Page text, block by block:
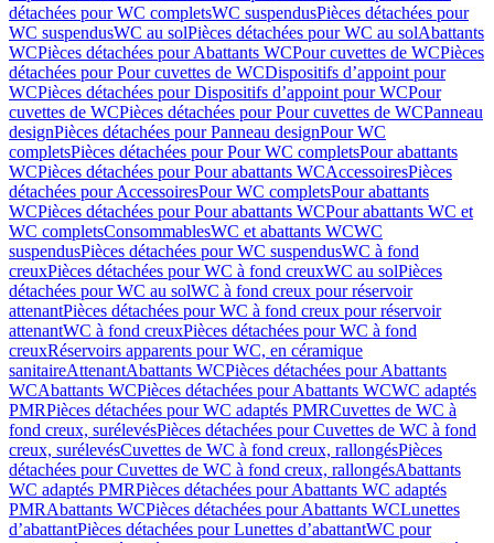
détachées pour WC completsWC suspendusPièces détachées pour
WC suspendusWC au solPièces détachées pour WC au solAbattants
WCPièces détachées pour Abattants WCPour cuvettes de WCPièces
détachées pour Pour cuvettes de WCDispositifs d’appoint pour
WCPièces détachées pour Dispositifs d’appoint pour WCPour
cuvettes de WCPièces détachées pour Pour cuvettes de WCPanneau
designPièces détachées pour Panneau designPour WC
completsPièces détachées pour Pour WC completsPour abattants
WCPièces détachées pour Pour abattants WCAccessoiresPièces
détachées pour AccessoiresPour WC completsPour abattants
WCPièces détachées pour Pour abattants WCPour abattants WC et
WC completsConsommablesWC et abattants WCWC
suspendusPièces détachées pour WC suspendusWC à fond
creuxPièces détachées pour WC à fond creuxWC au solPièces
détachées pour WC au solWC à fond creux pour réservoir
attenantPièces détachées pour WC à fond creux pour réservoir
attenantWC à fond creuxPièces détachées pour WC à fond
creuxRéservoirs apparents pour WC, en céramique
sanitaireAttenantAbattants WCPièces détachées pour Abattants
WCAbattants WCPièces détachées pour Abattants WCWC adaptés
PMRPièces détachées pour WC adaptés PMRCuvettes de WC à
fond creux, surélevésPièces détachées pour Cuvettes de WC à fond
creux, surélevésCuvettes de WC à fond creux, rallongésPièces
détachées pour Cuvettes de WC à fond creux, rallongésAbattants
WC adaptés PMRPièces détachées pour Abattants WC adaptés
PMRAbattants WCPièces détachées pour Abattants WCLunettes
d’abattantPièces détachées pour Lunettes d’abattantWC pour